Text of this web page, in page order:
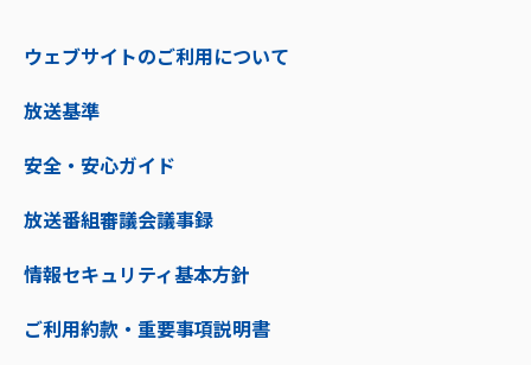
ウェブサイトのご利用について
放送基準
安全・安心ガイド
放送番組審議会議事録
情報セキュリティ基本方針
ご利用約款・重要事項説明書